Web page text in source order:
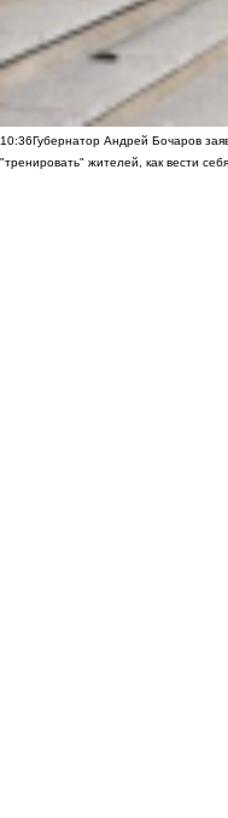
10:36Губернатор Андрей Бочаров
"тренировать" жителей, как вести